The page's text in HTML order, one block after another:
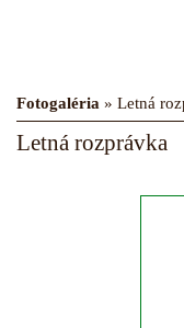
Fotogaléria » Letná
Letná rozprávka